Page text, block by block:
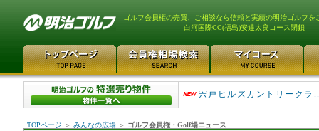
ゴルフ会員権の売買、ご相談なら信頼と実績の明治ゴルフを
白河国際CC(福島)安達太良コース閉鎖
大利根カントリークラブ
宍戸ヒルズカントリークラ
TOPページ ＞ みんなの広場 ＞ ゴルフ会員権・Golf場ニュース